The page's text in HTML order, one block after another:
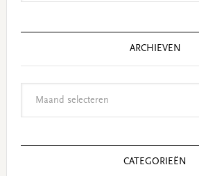
ARCHIEVEN
CATEGORIEËN